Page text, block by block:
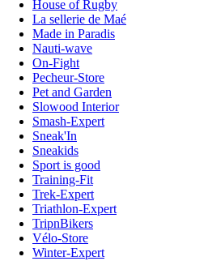
House of Rugby
La sellerie de Maé
Made in Paradis
Nauti-wave
On-Fight
Pecheur-Store
Pet and Garden
Slowood Interior
Smash-Expert
Sneak'In
Sneakids
Sport is good
Training-Fit
Trek-Expert
Triathlon-Expert
TripnBikers
Vélo-Store
Winter-Expert